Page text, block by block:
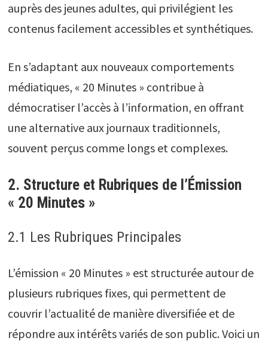
auprès des jeunes adultes, qui privilégient les
contenus facilement accessibles et synthétiques.
En s’adaptant aux nouveaux comportements
médiatiques, « 20 Minutes » contribue à
démocratiser l’accès à l’information, en offrant
une alternative aux journaux traditionnels,
souvent perçus comme longs et complexes.
2. Structure et Rubriques de l’Émission
« 20 Minutes »
2.1 Les Rubriques Principales
L’émission « 20 Minutes » est structurée autour de
plusieurs rubriques fixes, qui permettent de
couvrir l’actualité de manière diversifiée et de
répondre aux intérêts variés de son public. Voici un